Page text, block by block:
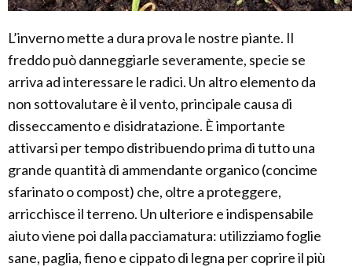
L’inverno mette a dura prova le nostre piante. Il
freddo può danneggiarle severamente, specie se
arriva ad interessare le radici. Un altro elemento da
non sottovalutare è il vento, principale causa di
disseccamento e disidratazione. È importante
attivarsi per tempo distribuendo prima di tutto una
grande quantità di ammendante organico (concime
sfarinato o compost) che, oltre a proteggere,
arricchisce il terreno. Un ulteriore e indispensabile
aiuto viene poi dalla pacciamatura: utilizziamo foglie
sane, paglia, fieno e cippato di legna per coprire il più